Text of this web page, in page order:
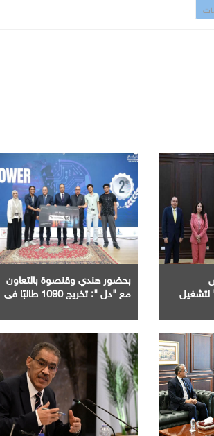
بحضور هندي وقنصوة بالتعاون
مع "دل ": تخريج 1090 طالبًا في
قدرات الجامعات في مجال " AI "